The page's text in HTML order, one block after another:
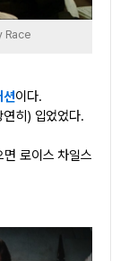
Race
션이다.
히) 입었었다.
로이스 차일스